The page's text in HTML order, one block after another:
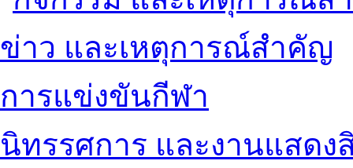
ข่าว และเหตุการณ์สำคัญ
การแข่งขันกีฬา
นิทรรศการ และงานแสดง